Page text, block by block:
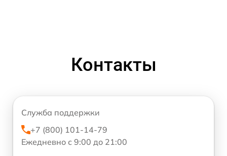
Контакты
Служба поддержки
+7 (800) 101-14-79
Ежедневно с 9:00 до 21:00